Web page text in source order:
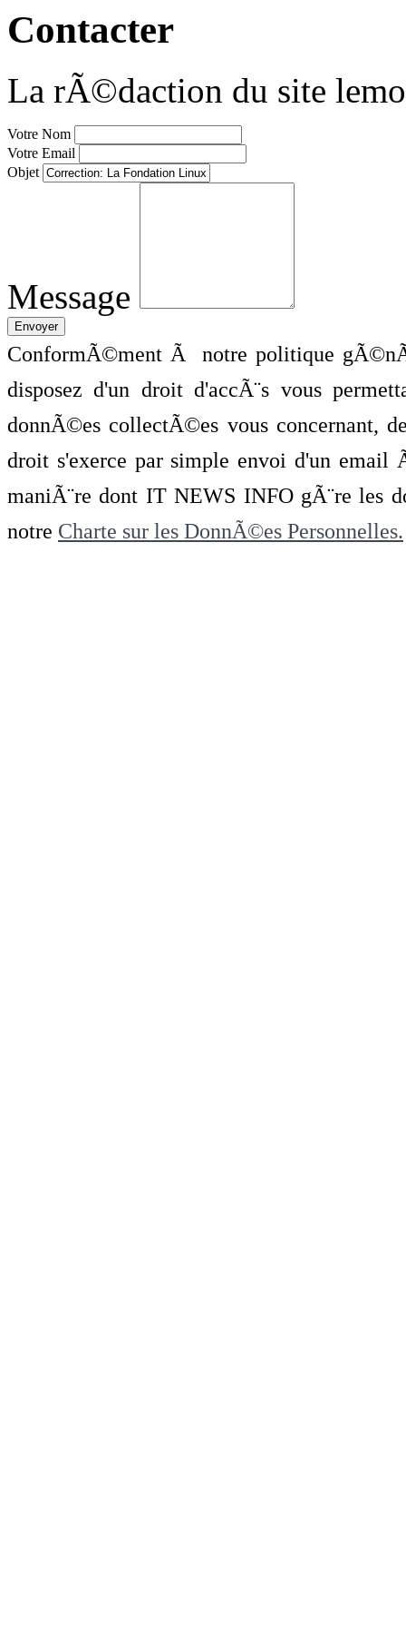
Contacter
La rÃ©daction du site
Votre Nom
Votre Email
Objet
Message
ConformÃ©ment Ã notre politique
disposez d'un droit d'accÃ¨s vous
donnÃ©es collectÃ©es vous concernant,
droit s'exerce par simple envoi d'un
maniÃ¨re dont IT NEWS INFO gÃ¨re les
notre Charte sur les DonnÃ©es Personnelles.